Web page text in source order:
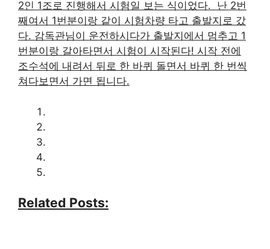
2인 1조로 진행해서 시험일 보는 식이었다. ​ 난 2번
째여서 1번분이랑 같이 시험차량 타고 출발지로 갔
다. 감독관님이 운전하시다가 출발지에서 멈추고 1
번분이랑 갈아타면서 시험이 시작된다! 시작 전에
조수석에 내려서 뒤로 한 바퀴 돌면서 바퀴 한 번씩
쳐다보면서 가면 됩니다.
Related Posts: